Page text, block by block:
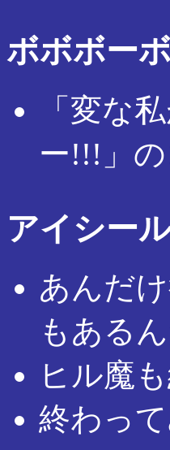
ボボボー
「変な
ー!!!」
アイシー
あんだ
もあるん
ヒル魔
終わっ